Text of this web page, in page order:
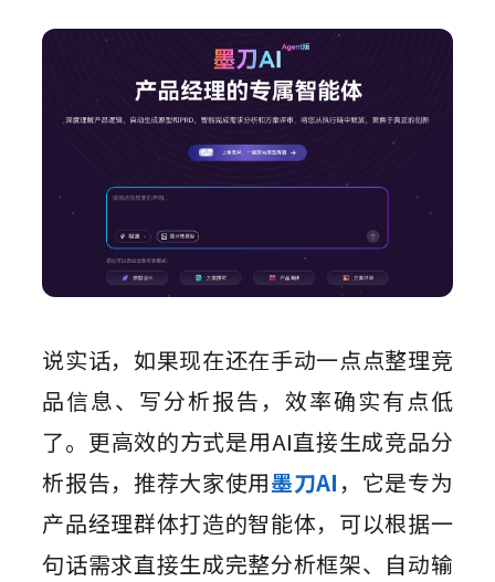
说实话，如果现在还在手动一点点整理竞
品信息、写分析报告，效率确实有点低
了。更高效的方式是用AI直接生成竞品分
析报告，推荐大家使用墨刀AI ，它是专为
产品经理群体打造的智能体，可以根据一
句话需求直接生成完整分析框架、自动输